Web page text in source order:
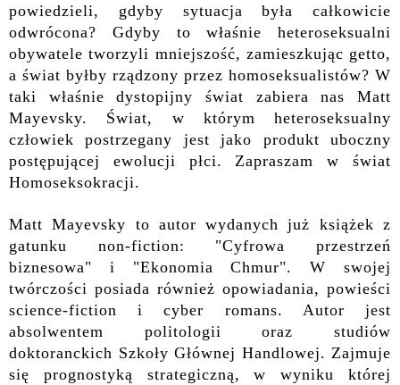
powiedzieli, gdyby sytuacja była całkowicie
odwrócona? Gdyby to właśnie heteroseksualni
obywatele tworzyli mniejszość, zamieszkując getto,
a świat byłby rządzony przez homoseksualistów? W
taki właśnie dystopijny świat zabiera nas Matt
Mayevsky. Świat, w którym heteroseksualny
człowiek postrzegany jest jako produkt uboczny
postępującej ewolucji płci. Zapraszam w świat
Homoseksokracji.
Matt Mayevsky to autor wydanych już książek z
gatunku non-fiction: "Cyfrowa przestrzeń
biznesowa" i "Ekonomia Chmur". W swojej
twórczości posiada również opowiadania, powieści
science-fiction i cyber romans. Autor jest
absolwentem politologii oraz studiów
doktoranckich Szkoły Głównej Handlowej. Zajmuje
się prognostyką strategiczną, w wyniku której